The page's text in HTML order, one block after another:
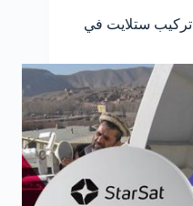
فني ستلايت المسايل 55704664 تركيب ستلايت في